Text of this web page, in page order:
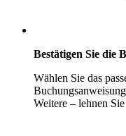
Bestätigen Sie die
Wählen Sie das
Weitere – lehnen